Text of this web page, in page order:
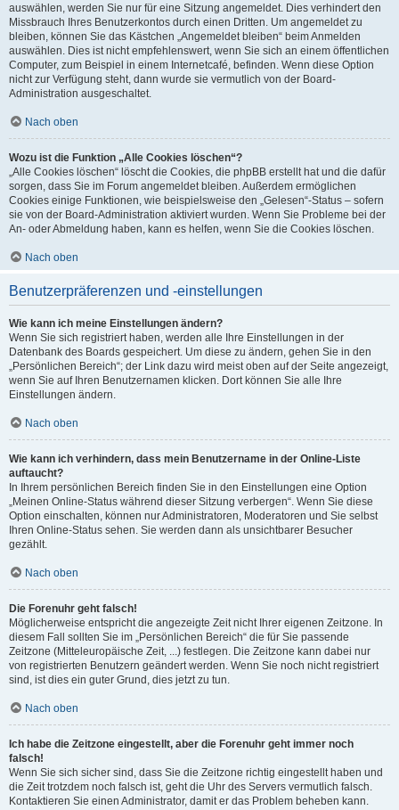
auswählen, werden Sie nur für eine Sitzung angemeldet. Dies verhindert den
Missbrauch Ihres Benutzerkontos durch einen Dritten. Um angemeldet zu
bleiben, können Sie das Kästchen „Angemeldet bleiben“ beim Anmelden
auswählen. Dies ist nicht empfehlenswert, wenn Sie sich an einem öffentlichen
Computer, zum Beispiel in einem Internetcafé, befinden. Wenn diese Option
nicht zur Verfügung steht, dann wurde sie vermutlich von der Board-
Administration ausgeschaltet.
Nach oben
Wozu ist die Funktion „Alle Cookies löschen“?
„Alle Cookies löschen“ löscht die Cookies, die phpBB erstellt hat und die dafür
sorgen, dass Sie im Forum angemeldet bleiben. Außerdem ermöglichen
Cookies einige Funktionen, wie beispielsweise den „Gelesen“-Status – sofern
sie von der Board-Administration aktiviert wurden. Wenn Sie Probleme bei der
An- oder Abmeldung haben, kann es helfen, wenn Sie die Cookies löschen.
Nach oben
Benutzerpräferenzen und -einstellungen
Wie kann ich meine Einstellungen ändern?
Wenn Sie sich registriert haben, werden alle Ihre Einstellungen in der
Datenbank des Boards gespeichert. Um diese zu ändern, gehen Sie in den
„Persönlichen Bereich“; der Link dazu wird meist oben auf der Seite angezeigt,
wenn Sie auf Ihren Benutzernamen klicken. Dort können Sie alle Ihre
Einstellungen ändern.
Nach oben
Wie kann ich verhindern, dass mein Benutzername in der Online-Liste
auftaucht?
In Ihrem persönlichen Bereich finden Sie in den Einstellungen eine Option
„Meinen Online-Status während dieser Sitzung verbergen“. Wenn Sie diese
Option einschalten, können nur Administratoren, Moderatoren und Sie selbst
Ihren Online-Status sehen. Sie werden dann als unsichtbarer Besucher
gezählt.
Nach oben
Die Forenuhr geht falsch!
Möglicherweise entspricht die angezeigte Zeit nicht Ihrer eigenen Zeitzone. In
diesem Fall sollten Sie im „Persönlichen Bereich“ die für Sie passende
Zeitzone (Mitteleuropäische Zeit, ...) festlegen. Die Zeitzone kann dabei nur
von registrierten Benutzern geändert werden. Wenn Sie noch nicht registriert
sind, ist dies ein guter Grund, dies jetzt zu tun.
Nach oben
Ich habe die Zeitzone eingestellt, aber die Forenuhr geht immer noch
falsch!
Wenn Sie sich sicher sind, dass Sie die Zeitzone richtig eingestellt haben und
die Zeit trotzdem noch falsch ist, geht die Uhr des Servers vermutlich falsch.
Kontaktieren Sie einen Administrator, damit er das Problem beheben kann.